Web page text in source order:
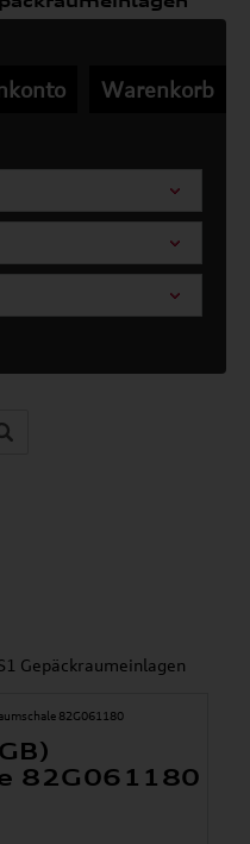
Warenkorb
Gepäckraumeinlagen
82G061180